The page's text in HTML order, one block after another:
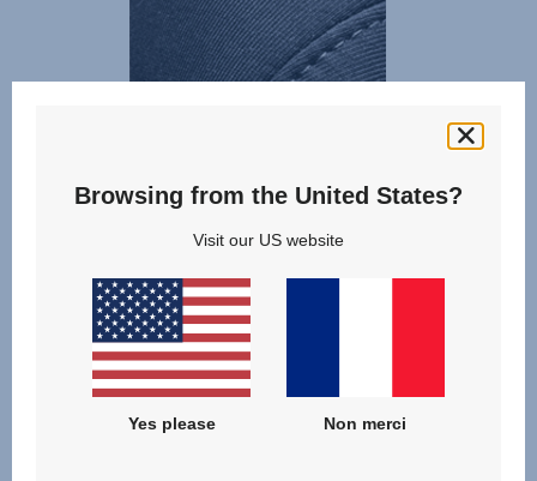
durable grâce à un tissu doux et de haute qualité
STYLE
Tissus en mailles fines pour une meilleure circulation de
Browsing from the United States?
Visit our US website
Yes please Non merci